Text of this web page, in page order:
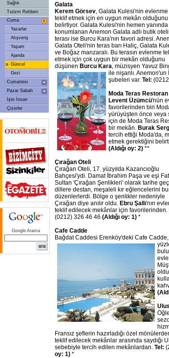
Sağlık
Turizm Rehberi
Cuma
Yazarlar
Alışveriş
Yaşam
Ajanda
» Güncel
Gezi
Cumartesi
Pazar Sabah
İşte İnsan
Çizerler
Google Arama
Galata
Kerem Görsev, Galata Kulesi'nin evlenme
teklif etmek için en uygun mekân olduğunu
belirtiyor. Galata Kulesi'nin hemen yanında
konumlanan Anemon Galata adlı butik
terası ise Burcu Kara'nın favori adresi.
Galata Oteli'nin teras barı Haliç, Galata
ve Boğaz manzaralı. Bu terasın evlenme
etmek için çok uygun bir mekân olduğunu
düşünen Burcu Kara, müzisyen Yavuz
ile nişanlı. Anemon'un
şubeleri var. Tel:
Moda Teras Restoran
Levent Üzümcü'nün
favorilerinden biri
yürüyüşten önce veya
için de Moda Teras
bir mekân. Burak
tercih ettiği Moda'da,
etmek gerektiğini
(Aldığı oy: 2) **
Çırağan Oteli
Çırağan Oteli, 17. yüzyılda Kazancıoğlu
Bahçesi'ydi. Damat İbrahim Paşa ve eşi
Sultan 'Çırağan Şenlikleri' olarak tarihe
dillere destan, meşaleli kır eğlencelerini
düzenlerlerdi. Bölge o şenlikler nedeniyle
Çırağan diye anılır oldu. Ebru Şallı'nın
teklif edilecek mekânlar için favorilerinden.
(0212) 326 46 46 (Aldığı oy: 1) *
Cafe Cadde
Bağdat Caddesi Erenköy'deki Cafe
Fransız şeflerin hazırladığı özel
teklifedilecek mekânlar arasında saydığı
sebebiyle tercih edilen mekânlardan. Tel:
oy: 1) *